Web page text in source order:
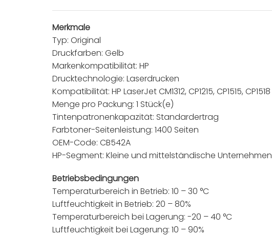
Merkmale
Typ: Original
Druckfarben: Gelb
Markenkompatibilität: HP
Drucktechnologie: Laserdrucken
Kompatibilität: HP LaserJet CM1312, CP1215, CP1515, CP1518
Menge pro Packung: 1 Stück(e)
Tintenpatronenkapazität: Standardertrag
Farbtoner-Seitenleistung: 1400 Seiten
OEM-Code: CB542A
HP-Segment: Kleine und mittelständische Unternehmen
Betriebsbedingungen
Temperaturbereich in Betrieb: 10 – 30 °C
Luftfeuchtigkeit in Betrieb: 20 – 80%
Temperaturbereich bei Lagerung: -20 – 40 °C
Luftfeuchtigkeit bei Lagerung: 10 – 90%